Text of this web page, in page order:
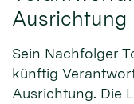
Ausrichtung
Sein Nachfolger
künftig
Ausrichtung. Die